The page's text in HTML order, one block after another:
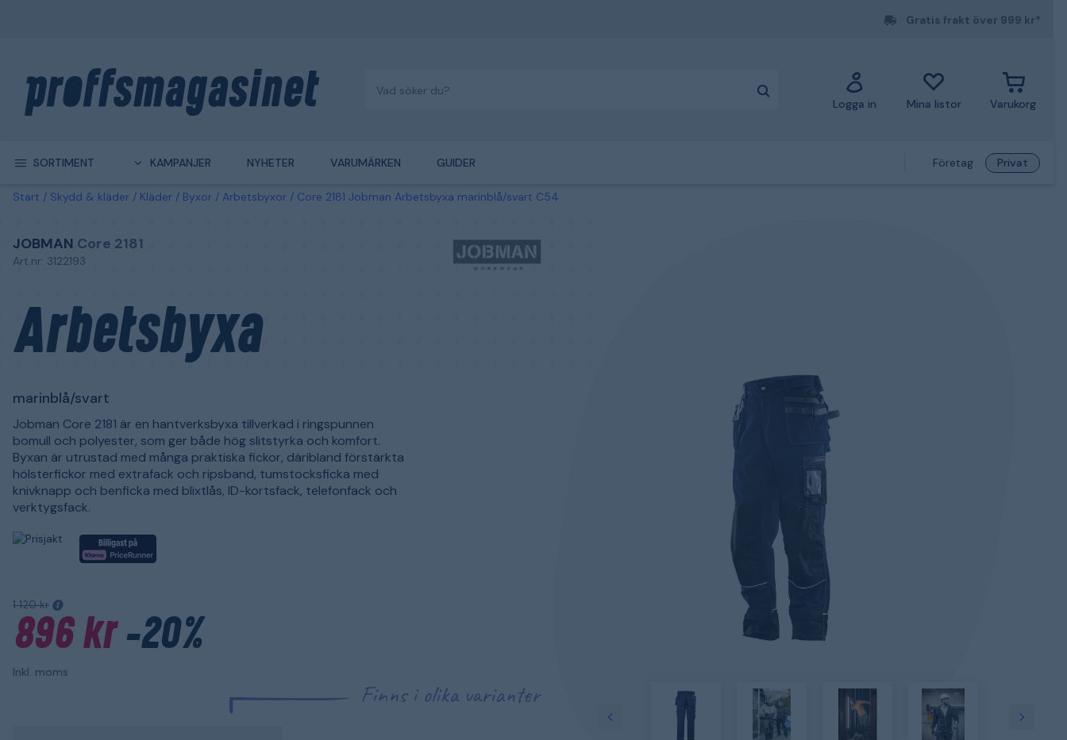
Gratis frakt över 999 kr*
Logga in Mina listor Varukorg
SORTIMENT KAMPANJER NYHETER VARUMÄRKEN GUIDER Företag Privat
Start Skydd & kläder Kläder Byxor Arbetsbyxor Core 2181 Jobman Arbetsbyxa marinblå/svart C54
JOBMAN Core 2181
Art.nr: 3122193
Arbetsbyxa
marinblå/svart
Jobman Core 2181 är en hantverksbyxa tillverkad i ringspunnen
bomull och polyester, som ger både hög slitstyrka och komfort.
Byxan är utrustad med många praktiska fickor, däribland förstärkta
hölsterfickor med extrafack och ripsband, tumstocksficka med
knivknapp och benficka med blixtlås, ID-kortsfack, telefonfack och
verktygsfack.
1 120 kr
896 kr-20%
Inkl. moms
Finns i olika varianter